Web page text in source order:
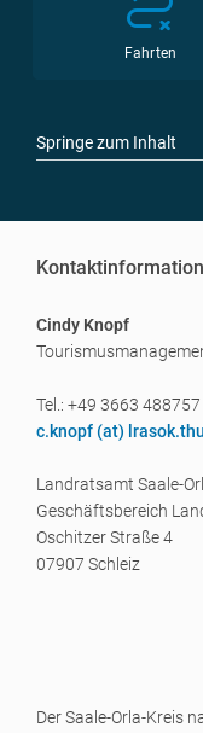
Fahrten
Springe zum Inhalt
Cindy Knopf
Tel.: +49 3663 488757
c.knopf (at)
Landratsamt Saale-
Geschäftsbereich
Oschitzer Straße 4
07907 Schleiz
Der Saale-Orla-Kreis